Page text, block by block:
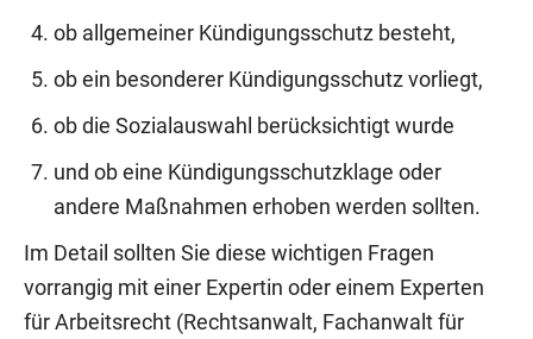
ob allgemeiner Kündigungsschutz besteht,
ob ein besonderer Kündigungsschutz vorliegt,
ob die Sozialauswahl berücksichtigt wurde
und ob eine Kündigungsschutzklage oder
andere Maßnahmen erhoben werden sollten.
Im Detail sollten Sie diese wichtigen Fragen
vorrangig mit einer Expertin oder einem Experten
für Arbeitsrecht (Rechtsanwalt, Fachanwalt für